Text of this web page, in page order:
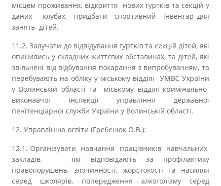
місцем проживання, відкриття нових гуртків та секцій у
даних клубах, придбати спортивний інвентар для
занять дітей.
11.2. Залучати до відвідування гуртків та секцій дітей, які
опинились у складних життєвих обставинах, та дітей, які
звільнені від відбування покарання з випробуванням, та
перебувають на обліку у міському відділі УМВС України
у Волинській області та міському відділі кримінально-
виконавчої інспекції управління державної
пенітенціарної служби України у Волинській області.
12. Управлінню освіти (Гребенюк О.В.):
12.1. Організувати навчання працівників навчальних
закладів, які відповідають за профілактику
правопорушень, злочинності, жорстокості та насилля
серед школярів, попередження алкоголізму серед